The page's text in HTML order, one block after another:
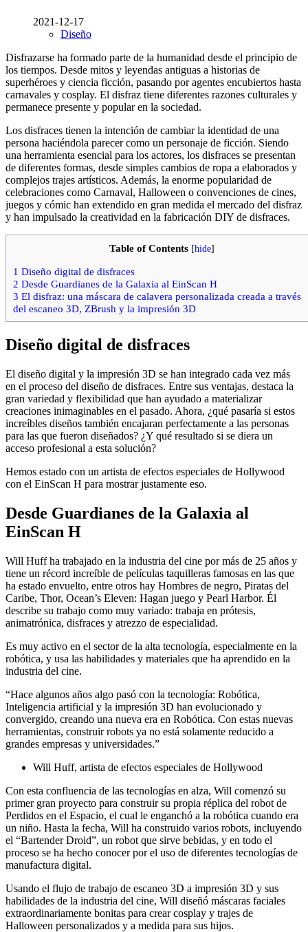
2021-12-17
Diseño
Disfrazarse ha formado parte de la humanidad desde el principio de
los tiempos. Desde mitos y leyendas antiguas a historias de
superhéroes y ciencia ficción, pasando por agentes encubiertos hasta
carnavales y cosplay. El disfraz tiene diferentes razones culturales y
permanece presente y popular en la sociedad.
Los disfraces tienen la intención de cambiar la identidad de una
persona haciéndola parecer como un personaje de ficción. Siendo
una herramienta esencial para los actores, los disfraces se presentan
de diferentes formas, desde simples cambios de ropa a elaborados y
complejos trajes artísticos. Además, la enorme popularidad de
celebraciones como Carnaval, Halloween o convenciones de cines,
juegos y cómic han extendido en gran medida el mercado del disfraz
y han impulsado la creatividad en la fabricación DIY de disfraces.
Table of Contents [hide]
1 Diseño digital de disfraces
2 Desde Guardianes de la Galaxia al EinScan H
3 El disfraz: una máscara de calavera personalizada creada a través
del escaneo 3D, ZBrush y la impresión 3D
Diseño digital de disfraces
El diseño digital y la impresión 3D se han integrado cada vez más
en el proceso del diseño de disfraces. Entre sus ventajas, destaca la
gran variedad y flexibilidad que han ayudado a materializar
creaciones inimaginables en el pasado. Ahora, ¿qué pasaría si estos
increíbles diseños también encajaran perfectamente a las personas
para las que fueron diseñados? ¿Y qué resultado si se diera un
acceso profesional a esta solución?
Hemos estado con un artista de efectos especiales de Hollywood
con el EinScan H para mostrar justamente eso.
Desde Guardianes de la Galaxia al
EinScan H
Will Huff ha trabajado en la industria del cine por más de 25 años y
tiene un récord increíble de películas taquilleras famosas en las que
ha estado envuelto, entre otros hay Hombres de negro, Piratas del
Caribe, Thor, Ocean’s Eleven: Hagan juego y Pearl Harbor. Él
describe su trabajo como muy variado: trabaja en prótesis,
animatrónica, disfraces y atrezzo de especialidad.
Es muy activo en el sector de la alta tecnología, especialmente en la
robótica, y usa las habilidades y materiales que ha aprendido en la
industria del cine.
“Hace algunos años algo pasó con la tecnología: Robótica,
Inteligencia artificial y la impresión 3D han evolucionado y
convergido, creando una nueva era en Robótica. Con estas nuevas
herramientas, construir robots ya no está solamente reducido a
grandes empresas y universidades.”
Will Huff, artista de efectos especiales de Hollywood
Con esta confluencia de las tecnologías en alza, Will comenzó su
primer gran proyecto para construir su propia réplica del robot de
Perdidos en el Espacio, el cual le enganchó a la robótica cuando era
un niño. Hasta la fecha, Will ha construido varios robots, incluyendo
el “Bartender Droid”, un robot que sirve bebidas, y en todo el
proceso se ha hecho conocer por el uso de diferentes tecnologías de
manufactura digital.
Usando el flujo de trabajo de escaneo 3D a impresión 3D y sus
habilidades de la industria del cine, Will diseñó máscaras faciales
extraordinariamente bonitas para crear cosplay y trajes de
Halloween personalizados y a medida para sus hijos.